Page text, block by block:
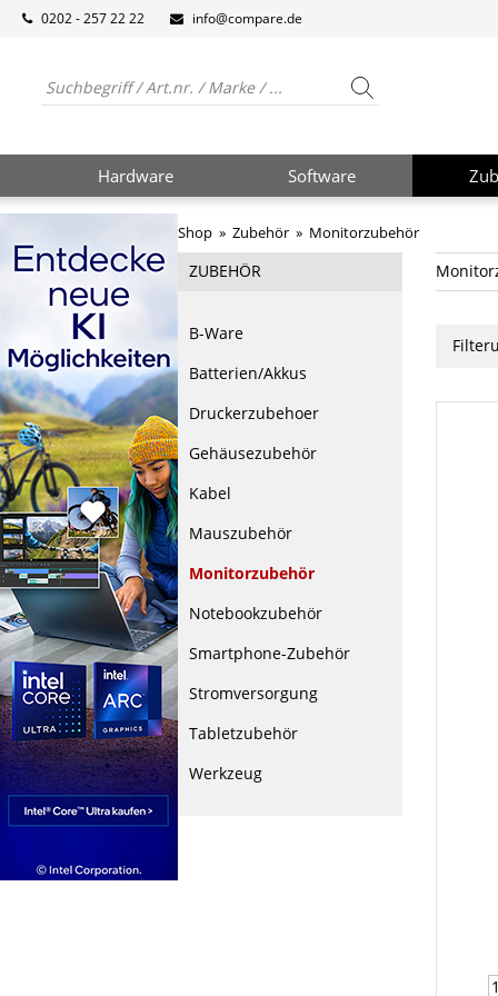
0202 - 257 22 22 info@compare.de
Hardware Software
Shop » Zubehör » Monitorzubehör
ZUBEHÖR
B-Ware
Batterien/Akkus
Druckerzubehoer
Gehäusezubehör
Kabel
Mauszubehör
Monitorzubehör
Notebookzubehör
Smartphone-Zubehör
Stromversorgung
Tabletzubehör
Werkzeug